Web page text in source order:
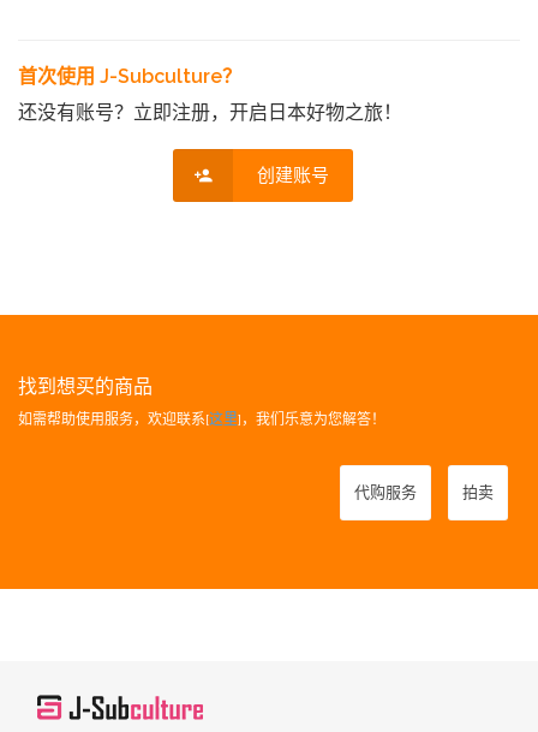
首次使用 J-Subculture？
还没有账号？立即注册，开启日本好物之旅！
创建账号
找到想买的商品
如需帮助使用服务，欢迎联系[这里]，我们乐意为您解答！
代购服务 拍卖